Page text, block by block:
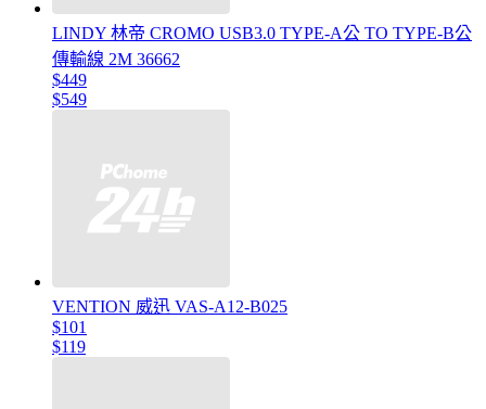
LINDY 林帝 CROMO USB3.0 TYPE-A公 TO TYPE-B公
傳輸線 2M 36662
$449
$549
VENTION 威迅 VAS-A12-B025
$101
$119